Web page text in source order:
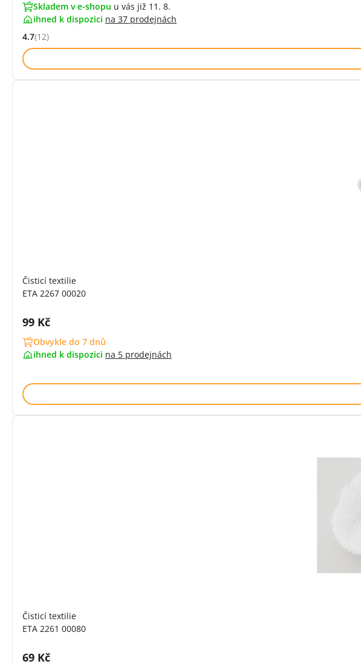
Skladem v e-shopu u vás již 11. 8.
ihned k dispozici na 37 prodejnách
Hodnocení: 4.7 z 5 (12 recenzí)
4.7(12)
Čisticí textilie
ETA 2267 00020
Cena s DPH:
99 Kč
Obvykle do 7 dnů
ihned k dispozici na 5 prodejnách
Čisticí textilie
ETA 2261 00080
Cena s DPH:
69 Kč